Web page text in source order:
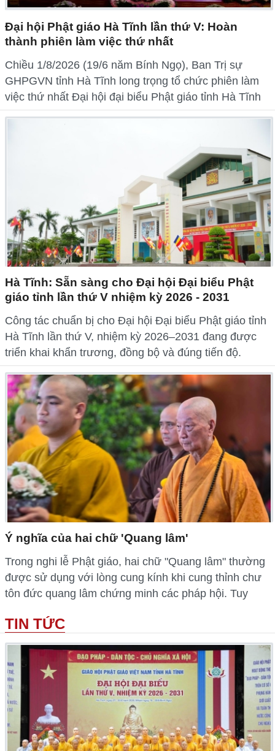
Đại hội Phật giáo Hà Tĩnh lần thứ V: Hoàn
thành phiên làm việc thứ nhất
Chiều 1/8/2026 (19/6 năm Bính Ngọ), Ban Trị sự
GHPGVN tỉnh Hà Tĩnh long trọng tổ chức phiên làm
việc thứ nhất Đại hội đại biểu Phật giáo tỉnh Hà Tĩnh
Hà Tĩnh: Sẵn sàng cho Đại hội Đại biểu Phật
giáo tỉnh lần thứ V nhiệm kỳ 2026 - 2031
Công tác chuẩn bị cho Đại hội Đại biểu Phật giáo tỉnh
Hà Tĩnh lần thứ V, nhiệm kỳ 2026–2031 đang được
triển khai khẩn trương, đồng bộ và đúng tiến độ.
Ý nghĩa của hai chữ 'Quang lâm'
Trong nghi lễ Phật giáo, hai chữ "Quang lâm" thường
được sử dụng với lòng cung kính khi cung thỉnh chư
tôn đức quang lâm chứng minh các pháp hội. Tuy
TIN TỨC